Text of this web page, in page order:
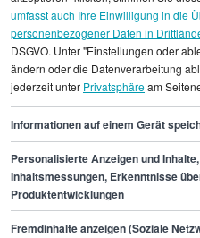
einzelnen
Gehaltsinformationen
Bauarbeiter/in Dortmund
Finde den
der zu dir
umfasst auch Ihre Einwilligung in die
personenbezogener Daten in
DSGVO. Unter "Einstellungen oder
ändern oder die Datenverarbeitung
jederzeit unter Privatsphäream
Informationen auf einem Gerät
Personalisierte Anzeigen und
Inhaltsmessungen, Erkenntnisse
Produktentwicklungen
Fremdinhalte anzeigen (Soziale